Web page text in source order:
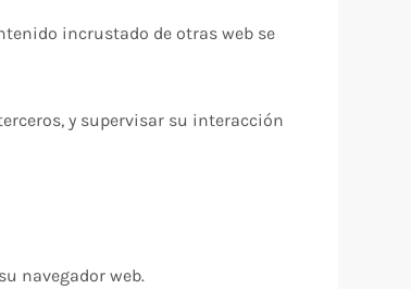
incrustado de otras web se
y supervisar su interacción
navegador web.